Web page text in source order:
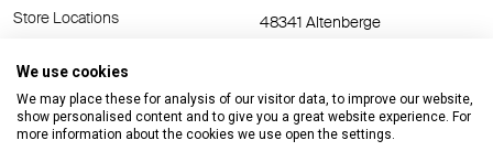
Store Locations
48341 Altenberge
E-Mail:cts@cargobull.com
We use cookies
We may place these for analysis of our visitor data, to improve our website,
show personalised content and to give you a great website experience. For
more information about the cookies we use open the settings.